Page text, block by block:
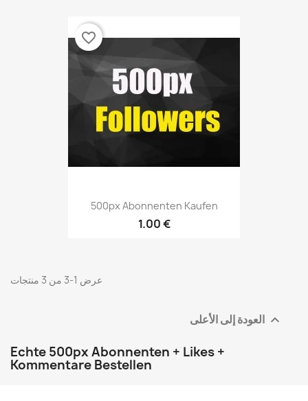
500px Abonnenten Kaufen
1.00 €
favorite_border
عرض 1-3 من 3 منتجات

Echte 500px Abonnenten + Likes +
Kommentare Bestellen